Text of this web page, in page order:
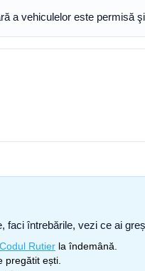
a vehiculelor este permisă
faci întrebările, vezi ce ai
Codul Rutier la îndemână.
pregătit ești.